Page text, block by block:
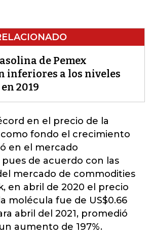
de Pemex
inferiores a los niveles
2019
en el precio de la
fondo el crecimiento
en el mercado
de acuerdo con las
mercado de commodities
en abril de 2020 el precio
molécula fue de US$0.66
abril del 2021, promedió
aumento de 197%.